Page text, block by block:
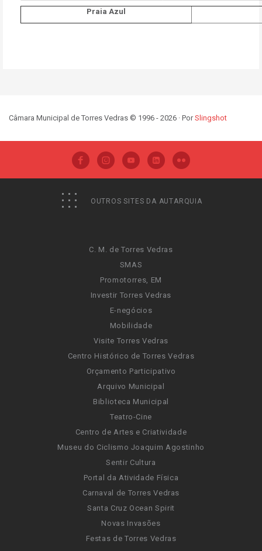
Praia Azul
Câmara Municipal de Torres Vedras © 1996 - 2026 · PorSlingshot
OUTROS SITES DA AUTARQUIA
C. M. de Torres Vedras
SMAS
Promotorres, EM
Investir Torres Vedras
E-negócios
Mobilidade
Visite Torres Vedras
Centro Histórico de Torres Vedras
Orçamento Participativo
Arquivo Municipal
Biblioteca Municipal
Teatro-Cine
Centro de Artes e Criatividade
Museu do Ciclismo Joaquim Agostinho
Sentir Cultura
Portal da Atividade Física
Carnaval de Torres Vedras
Santa Cruz Ocean Spirit
Novas Invasões
Festas de Torres Vedras